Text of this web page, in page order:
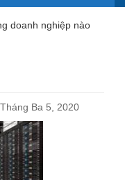
doanh nghiệp nào
Tháng Ba 5, 2020